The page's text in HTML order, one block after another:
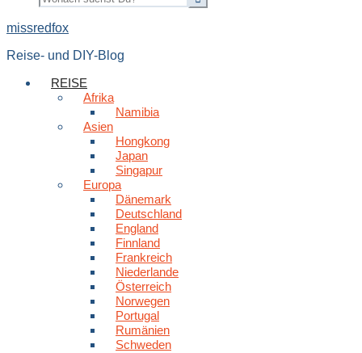
missredfox
Reise- und DIY-Blog
REISE
Afrika
Namibia
Asien
Hongkong
Japan
Singapur
Europa
Dänemark
Deutschland
England
Finnland
Frankreich
Niederlande
Österreich
Norwegen
Portugal
Rumänien
Schweden